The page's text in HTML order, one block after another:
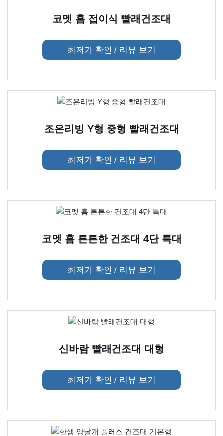
코멧 홈 접이식 빨래건조대
최저가 확인 / 리뷰 보기
조은리빙 Y형 중형 빨래건조대
최저가 확인 / 리뷰 보기
코멧 홈 튼튼한 건조대 4단 특대
최저가 확인 / 리뷰 보기
신바람 빨래건조대 대형
최저가 확인 / 리뷰 보기